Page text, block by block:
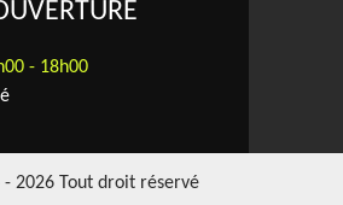
- 18h00
2026 Tout droit réservé